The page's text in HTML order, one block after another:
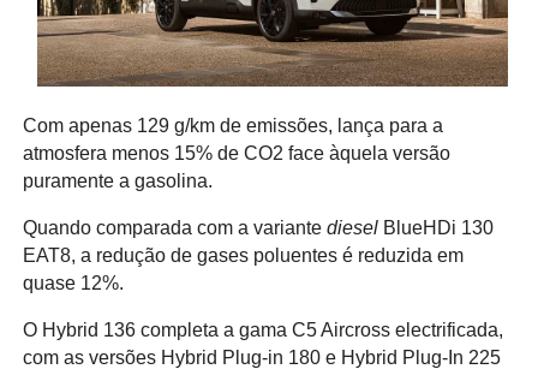
Com apenas 129 g/km de emissões, lança para a
atmosfera menos 15% de CO2 face àquela versão
puramente a gasolina.
Quando comparada com a variante dieselBlueHDi 130
EAT8, a redução de gases poluentes é reduzida em
quase 12%.
O Hybrid 136 completa a gama C5 Aircross electrificada,
com as versões Hybrid Plug-in 180 e Hybrid Plug-In 225